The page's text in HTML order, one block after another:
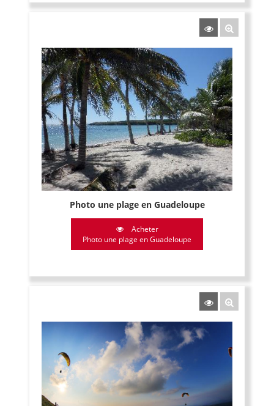
Photo une plage en Guadeloupe
Acheter
Photo une plage en Guadeloupe